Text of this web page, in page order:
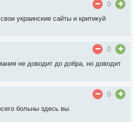
0
украинские сайты и критикуй
0
не доводит до добра, но доводит
0
больны здесь вы.